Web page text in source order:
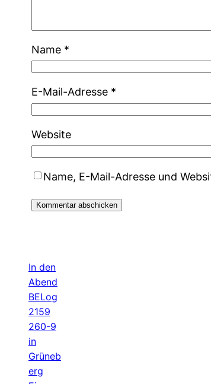
Name *
E-Mail-Adresse *
Website
Name, E-Mail-Adresse und
In den
Abend
BELog
2159
260-9
in
Grüneb
erg